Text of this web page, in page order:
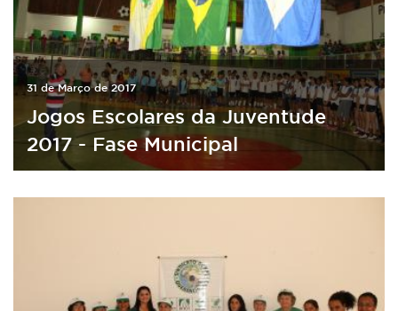
31 de Março de 2017
Jogos Escolares da Juventude
2017 - Fase Municipal